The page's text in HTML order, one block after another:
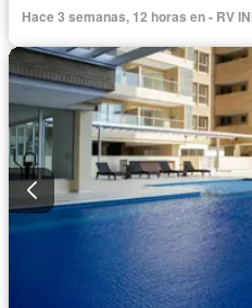
Hace 3 semanas, 12 horas en - RV